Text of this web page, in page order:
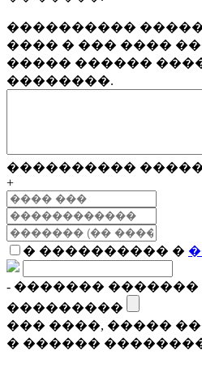
����������
���� � ��� ����
����� ������
��������.
����������
+
� ���������� �
- �������
���������
��� ����, �����
� ������